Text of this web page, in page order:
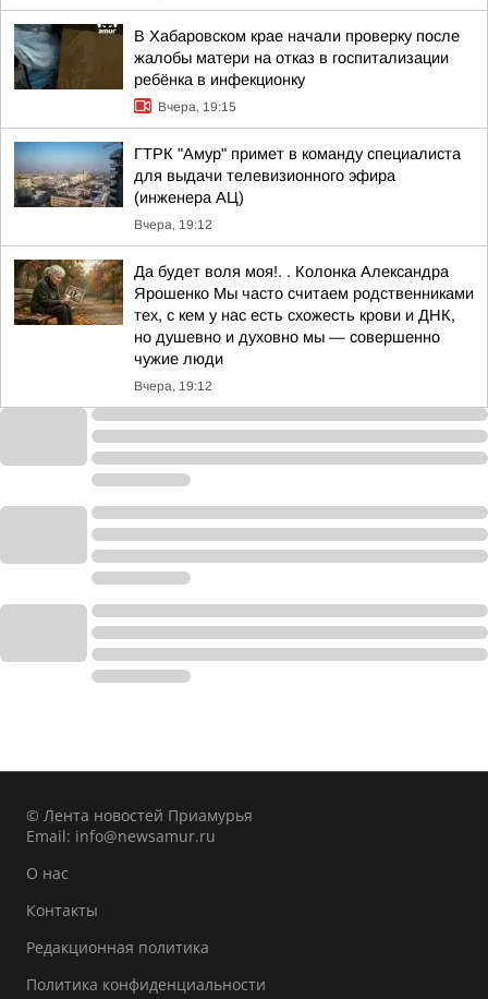
В Хабаровском крае начали проверку после
жалобы матери на отказ в госпитализации
ребёнка в инфекционку
Вчера, 19:15
ГТРК "Амур" примет в команду специалиста
для выдачи телевизионного эфира
(инженера АЦ)
Вчера, 19:12
Да будет воля моя!. . Колонка Александра
Ярошенко Мы часто считаем родственниками
тех, с кем у нас есть схожесть крови и ДНК,
но душевно и духовно мы — совершенно
чужие люди
Вчера, 19:12
© Лента новостей Приамурья
Email: info@newsamur.ru
О нас
Контакты
Редакционная политика
Политика конфиденциальности